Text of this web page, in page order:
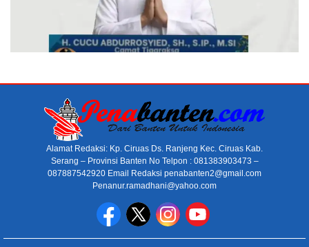
Alamat Redaksi: Kp. Ciruas Ds. Ranjeng Kec. Ciruas Kab.
Serang – Provinsi Banten No Telpon : 081383903473 –
087887542920 Email Redaksi penabanten2@gmail.com
Penanur.ramadhani@yahoo.com